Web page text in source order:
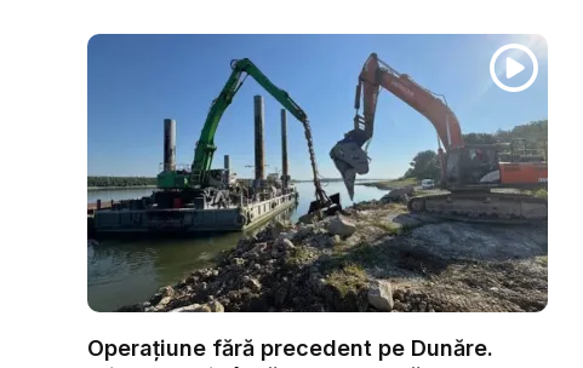
Operațiune fără precedent pe Dunăre.